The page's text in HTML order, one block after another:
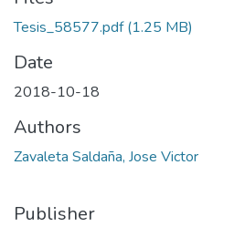
Tesis_58577.pdf(1.25 MB)
Date
2018-10-18
Authors
Zavaleta Saldaña, Jose Victor
Publisher